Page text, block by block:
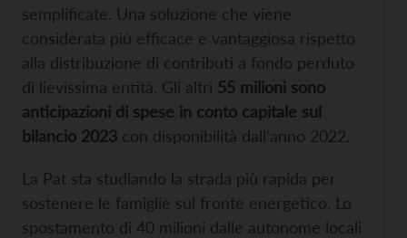
semplificate. Una soluzione che viene
considerata più efficace e vantaggiosa rispetto
alla distribuzione di contributi a fondo perduto
di lievissima entità. Gli altri 55 milioni sono
anticipazioni di spese in conto capitale sul
bilancio 2023 con disponibilità dall’anno 2022.
La Pat sta studiando la strada più rapida per
sostenere le famiglie sul fronte energetico. Lo
spostamento di 40 milioni dalle autonome locali